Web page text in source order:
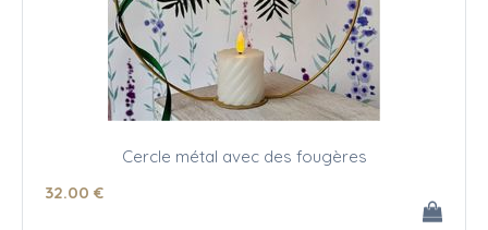
Cercle métal avec des fougères
32.00 €